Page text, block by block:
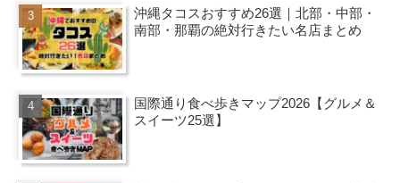
沖縄タコスおすすめ26選｜北部・中部・
南部・那覇の絶対行きたい名店まとめ
国際通り食べ歩きマップ2026【グルメ＆
スイーツ25選】